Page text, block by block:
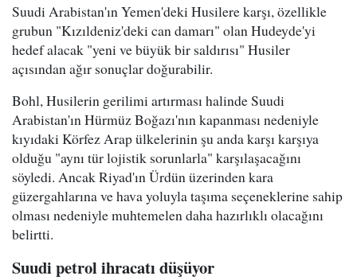
Suudi Arabistan'ın Yemen'deki Husilere karşı, özellikle
grubun "Kızıldeniz'deki can damarı" olan Hudeyde'yi
hedef alacak "yeni ve büyük bir saldırısı" Husiler
açısından ağır sonuçlar doğurabilir.
Bohl, Husilerin gerilimi artırması halinde Suudi
Arabistan'ın Hürmüz Boğazı'nın kapanması nedeniyle
kıyıdaki Körfez Arap ülkelerinin şu anda karşı karşıya
olduğu "aynı tür lojistik sorunlarla" karşılaşacağını
söyledi. Ancak Riyad'ın Ürdün üzerinden kara
güzergahlarına ve hava yoluyla taşıma seçeneklerine sahip
olması nedeniyle muhtemelen daha hazırlıklı olacağını
belirtti.
Suudi petrol ihracatı düşüyor